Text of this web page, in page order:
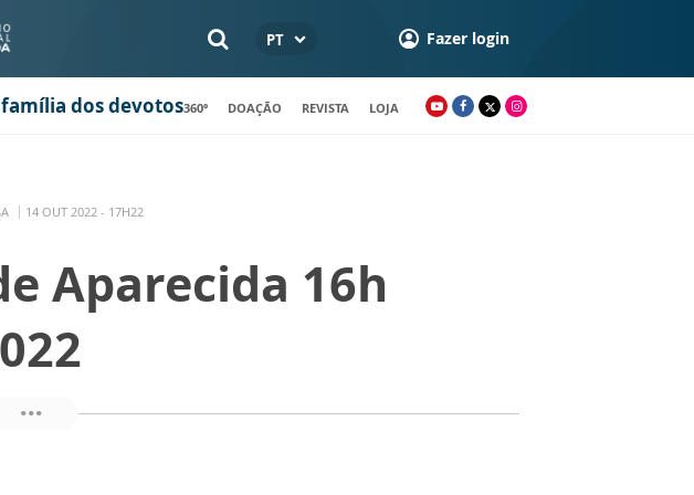
PT Fazer login
família dos devotos360º DOAÇÃO REVISTA LOJA
14 OUT 2022 - 17H22
Aparecida 16h